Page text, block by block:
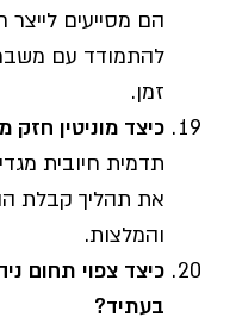
הם מסייעים
להתמודד עם
זמן.
כיצד מוניטין
תדמית חיובית
את תהליך קבלת
והמלצות.
כיצד צפוי תחום
בעתיד?